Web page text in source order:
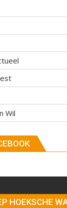
Wil
HOEKSCHE